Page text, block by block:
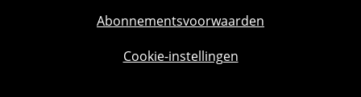
Abonnementsvoorwaarden
Cookie-instellingen